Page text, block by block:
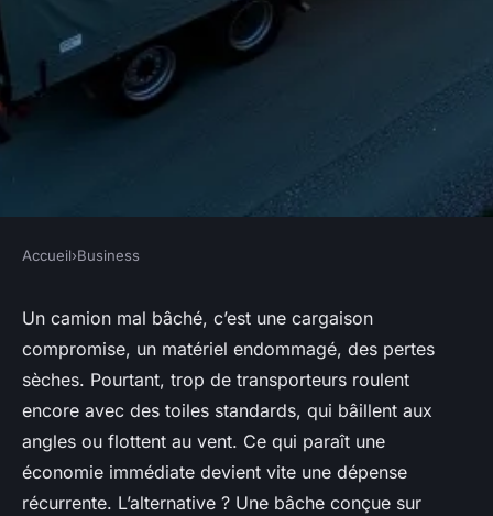
Pourquoi choisir une bâche de
camion sur mesure optimise
votre protection
Meissa•16/03/2026 19:16•10 min de lecture
Accueil›Business
Un camion mal bâché, c’est une cargaison
compromise, un matériel endommagé, des pertes
sèches. Pourtant, trop de transporteurs roulent
encore avec des toiles standards, qui bâillent aux
angles ou flottent au vent. Ce qui paraît une
économie immédiate devient vite une dépense
récurrente. L’alternative ? Une bâche conçue sur